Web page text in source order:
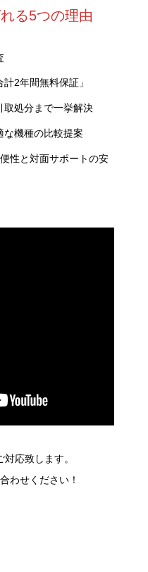
る5つの理由
2年間無料保証」
取処分まで一挙解決
な機種の比較提案
性と対面サポートの安
応致します。
わせください！